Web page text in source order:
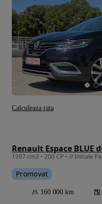
Promovat
160 000 km
Calculeaza rata